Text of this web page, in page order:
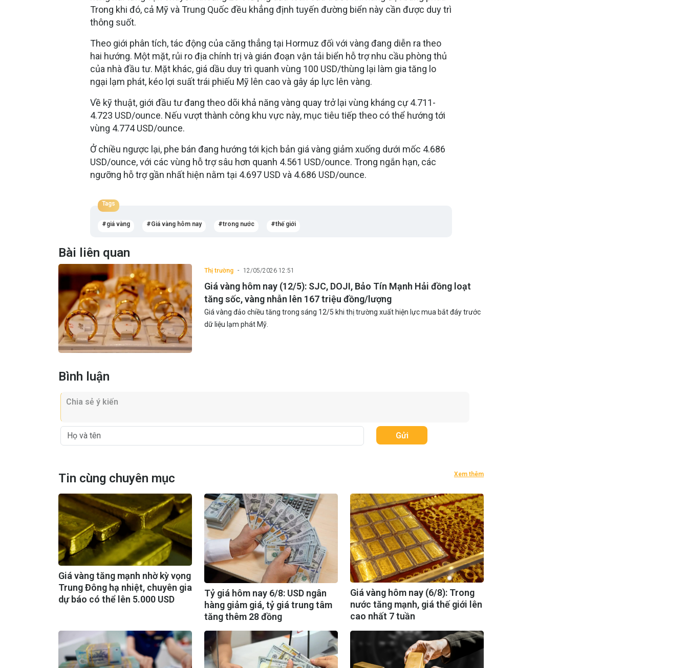
Trong khi đó, cả Mỹ và Trung Quốc đều khẳng định tuyến đường biển này cần được duy trì
thông suốt.
Theo giới phân tích, tác động của căng thẳng tại Hormuz đối với vàng đang diễn ra theo
hai hướng. Một mặt, rủi ro địa chính trị và gián đoạn vận tải biển hỗ trợ nhu cầu phòng thủ
của nhà đầu tư. Mặt khác, giá dầu duy trì quanh vùng 100 USD/thùng lại làm gia tăng lo
ngại lạm phát, kéo lợi suất trái phiếu Mỹ lên cao và gây áp lực lên vàng.
Về kỹ thuật, giới đầu tư đang theo dõi khả năng vàng quay trở lại vùng kháng cự 4.711-
4.723 USD/ounce. Nếu vượt thành công khu vực này, mục tiêu tiếp theo có thể hướng tới
vùng 4.774 USD/ounce.
Ở chiều ngược lại, phe bán đang hướng tới kịch bản giá vàng giảm xuống dưới mốc 4.686
USD/ounce, với các vùng hỗ trợ sâu hơn quanh 4.561 USD/ounce. Trong ngắn hạn, các
ngưỡng hỗ trợ gần nhất hiện nằm tại 4.697 USD và 4.686 USD/ounce.
Tags
giá vàng Giá vàng hôm nay trong nước thế giới
Bài liên quan
Thị trường 12/05/2026 12:51
Giá vàng hôm nay (12/5): SJC, DOJI, Bảo Tín Mạnh Hải đồng loạt
tăng sốc, vàng nhẫn lên 167 triệu đồng/lượng
Giá vàng đảo chiều tăng trong sáng 12/5 khi thị trường xuất hiện lực mua bắt đáy trước
dữ liệu lạm phát Mỹ.
Bình luận
Gửi
Tin cùng chuyên mục Xem thêm
Giá vàng tăng mạnh nhờ kỳ vọng
Trung Đông hạ nhiệt, chuyên gia
dự báo có thể lên 5.000 USD
Tỷ giá hôm nay 6/8: USD ngân
hàng giảm giá, tỷ giá trung tâm
tăng thêm 28 đồng
Giá vàng hôm nay (6/8): Trong
nước tăng mạnh, giá thế giới lên
cao nhất 7 tuần